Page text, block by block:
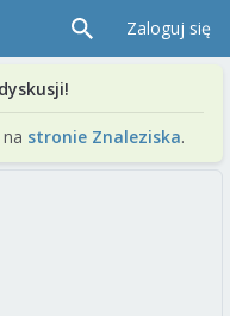
Zaloguj się
stronie Znaleziska.